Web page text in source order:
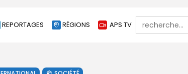
REPORTAGES RÉGIONS APS TV
Search
for: